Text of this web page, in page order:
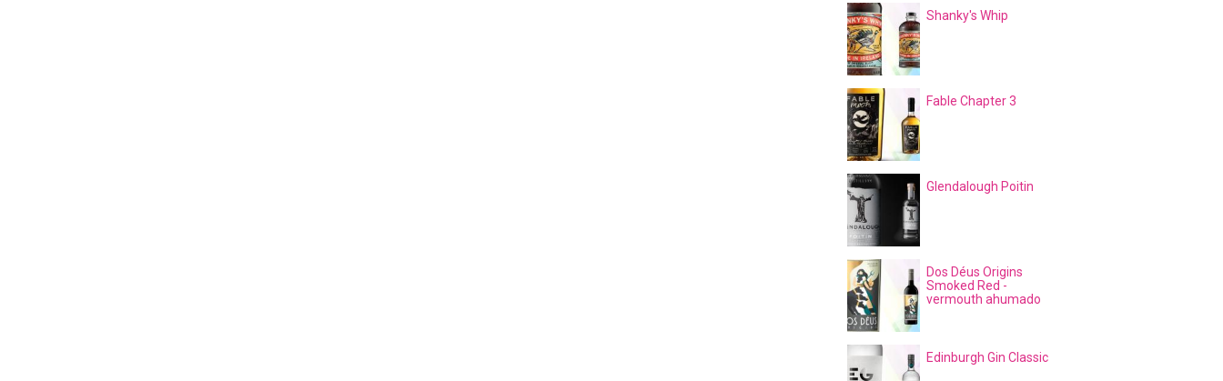
Shanky's Whip
Fable Chapter 3
Glendalough Poitin
Dos Déus Origins
Smoked Red -
vermouth ahumado
Edinburgh Gin Classic